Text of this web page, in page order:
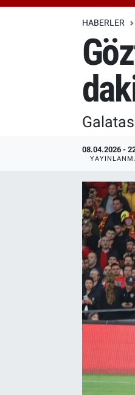
HABERLER
08.04.2026 -
Özel Haberler
Özel Haberler
Erişim Bilgileri
Haber Arşivi